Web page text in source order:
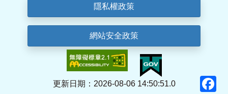
隱私權政策
網站安全政策
更新日期：2026-08-06 14:50:51.0